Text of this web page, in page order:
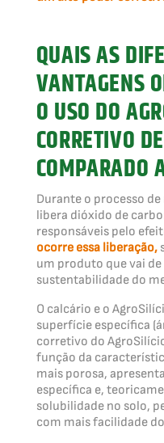
QUAIS AS
VANTAGENS
O USO DO
CORRETIVO
COMPARADO
Durante o processo
libera dióxido de
responsáveis pelo
ocorre essa liberação,
um produto que vai
sustentabilidade do
O calcário e o
superfície específica
corretivo do
função da
mais porosa,
específica e,
solubilidade no solo,
com mais facilidade